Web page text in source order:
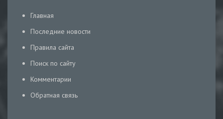
Главная
Последние новости
Правила сайта
Поиск по сайту
Комментарии
Обратная связь